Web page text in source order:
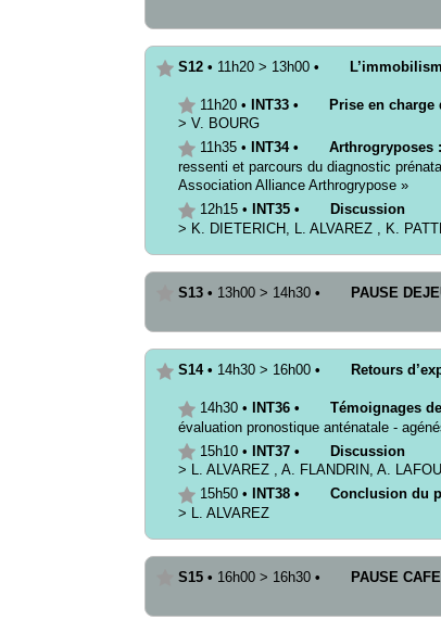
S12 • 11h20 > 13h00 •
11h20 • INT33 •
Prise en
> V. BOURG
11h35 • INT34 • Arthrogryposes
ressenti et parcours du diagnostic
Association Alliance Arthrogrypose »
12h15 • INT35 •
Discussion
> K. DIETERICH L. ALVAREZ K.
S13 • 13h00 > 14h30 • PAUSE
S14 • 14h30 > 16h00 • Retours
14h30 • INT36 •
Témoignages
évaluation pronostique anténatale -
15h10 • INT37 •
Discussion
> L. ALVAREZ , A. FLANDRIN, A.
15h50 • INT38 •
Conclusion du
>
ALVAREZ
S15 • 16h00 > 16h30 • PAUSE CAFE